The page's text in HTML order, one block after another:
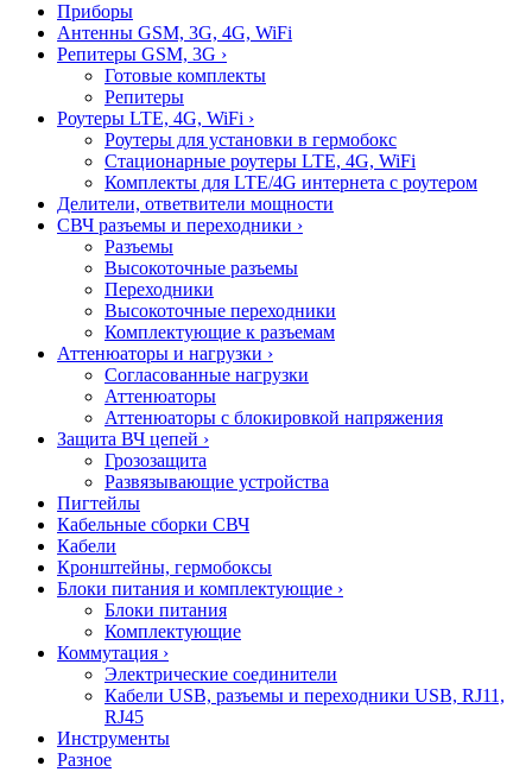
Приборы
Антенны GSM, 3G, 4G, WiFi
Репитеры GSM, 3G ›
Готовые комплекты
Репитеры
Роутеры LTE, 4G, WiFi ›
Роутеры для установки в гермобокс
Стационарные роутеры LTE, 4G, WiFi
Комплекты для LTE/4G интернета с роутером
Делители, ответвители мощности
СВЧ разъемы и переходники ›
Разъемы
Высокоточные разъемы
Переходники
Высокоточные переходники
Комплектующие к разъемам
Аттенюаторы и нагрузки ›
Согласованные нагрузки
Аттенюаторы
Аттенюаторы с блокировкой напряжения
Защита ВЧ цепей ›
Грозозащита
Развязывающие устройства
Пигтейлы
Кабельные сборки СВЧ
Кабели
Кронштейны, гермобоксы
Блоки питания и комплектующие ›
Блоки питания
Комплектующие
Коммутация ›
Электрические соединители
Кабели USB, разъемы и переходники USB, RJ11,
RJ45
Инструменты
Разное